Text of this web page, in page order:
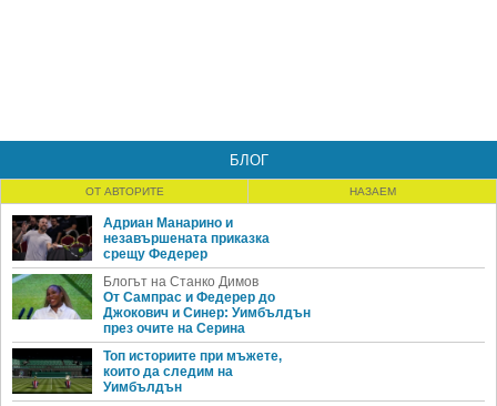
БЛОГ
ОТ АВТОРИТЕ НАЗАЕМ
Адриан Манарино и
незавършената приказка
срещу Федерер
Блогът на Станко Димов
От Сампрас и Федерер до
Джокович и Синер: Уимбълдън
през очите на Серина
Топ историите при мъжете,
които да следим на
Уимбълдън